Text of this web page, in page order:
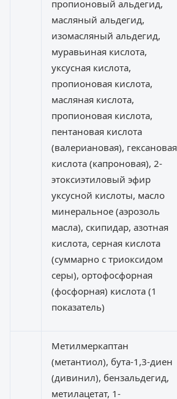
пропионовый альдегид,
масляный альдегид,
изомасляный альдегид,
муравьиная кислота,
уксусная кислота,
пропионовая кислота,
масляная кислота,
пропионовая кислота,
пентановая кислота
(валериановая), гексановая
кислота (капроновая), 2-
этоксиэтиловый эфир
уксусной кислоты, масло
минеральное (аэрозоль
масла), скипидар, азотная
кислота, серная кислота
(суммарно с триоксидом
серы), ортофосфорная
(фосфорная) кислота (1
показатель)
Метилмеркаптан
(метантиол), бута-1,3-диен
(дивинил), бензальдегид,
метилацетат, 1-